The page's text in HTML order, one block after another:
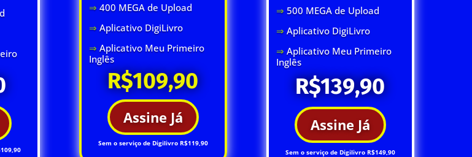
⇒ 400 MEGA de Upload
⇒ Aplicativo DigiLivro
⇒ Aplicativo Meu Primeiro
Inglês
R$109,90
Assine Já
Sem o serviço de Digilivro R$119,90
⇒ 500 MEGA de Upload
⇒ Aplicativo DigiLivro
⇒ Aplicativo Meu Primeiro
Inglês
R$139,90
Assine Já
Sem o serviço de Digilivro R$149,90